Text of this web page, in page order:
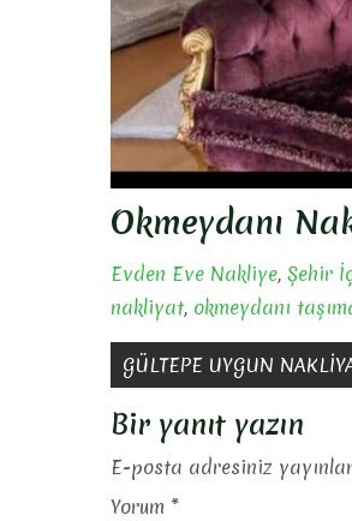
Okmeydanı
Evden Eve Nakliye, Şehir
nakliyat, okmeydanı
Yazı
gezinmesi
GÜLTEPE UYGUN
Bir yanıt yazın
E-posta adresiniz
Yorum *